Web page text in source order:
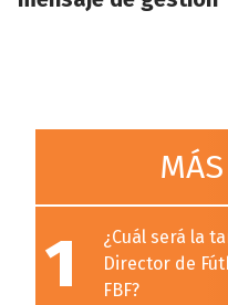
1
¿Cuál será la
Director de
FBF?